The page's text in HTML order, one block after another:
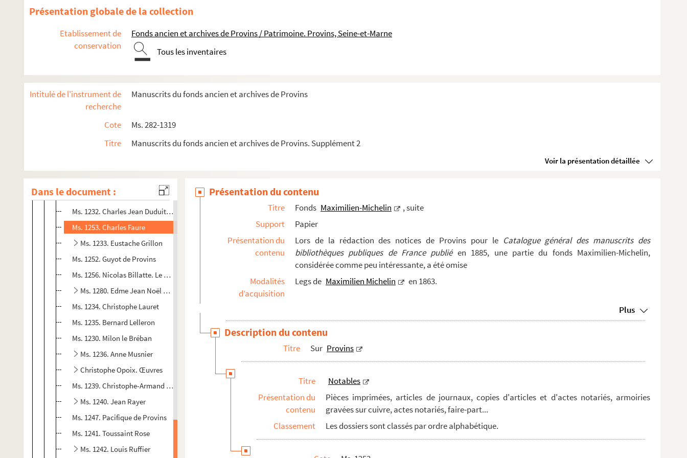
Présentation globale de la collection
Etablissement de
conservation
Fonds ancien et archives de Provins / Patrimoine. Provins, Seine-et-Marne
Tous les inventaires
Intitulé de l'instrument de
recherche
Manuscrits du fonds ancien et archives de Provins
Cote
Ms. 282-1319
Titre
Manuscrits du fonds ancien et archives de Provins. Supplément 2
Voir la présentation détaillée
Dans le document :
Correspondance des administrations
Notables
Ms. 1226. Caroline Angebert
Ms. 1227. Épitaphe de Nicolas Billatte, copie
Ms. 1283. Procès-verbal de Louis-Édouard Sivière à la requête d'Émile Génisson contre Louis Léon Blampignon
Ms. 1248. Gabriel Cénégal. Œuvres
Ms. 1258. Louis-Alexis Desjardins. Œuvres
Ms. 1231. Jean Des Mares
Ms. 1232. Charles Jean Duduit de Maizières
Ms. 1253. Charles Faure
Ms. 1233. Eustache Grillon
Ms. 1252. Guyot de Provins
Ms. 1256. Nicolas Billatte. Le cardinal Guillaume de Bray et Jean de Montbertin
Ms. 1280. Edme Jean Noël Hénin. Fables sur le divorce et la teigne
Ms. 1234. Christophe Lauret
Ms. 1235. Bernard Lelleron
Ms. 1230. Milon le Bréban
Ms. 1236. Anne Musnier
Christophe Opoix. Œuvres
Ms. 1239. Christophe-Armand Opoix
Ms. 1240. Jean Rayer
Ms. 1247. Pacifique de Provins
Ms. 1241. Toussaint Rose
Ms. 1242. Louis Ruffier
Présentation du contenu
Titre Fonds Maximilien-Michelin
, suite
Support
Papier
Présentation du
contenu
Lors de la rédaction des notices de Provins pour le Catalogue général des manuscrits des
bibliothèques publiques de France publiéen 1885, une partie du fonds Maximilien-Michelin,
considérée comme peu intéressante, a été omise
Modalités
d’acquisition
Legs de Maximilien Michelin en 1863.
Plus
Description du contenu
Titre Sur Provins
Titre
Notables
Présentation du
contenu
Pièces imprimées, articles de journaux, copies d'articles et d'actes notariés, armoiries
gravées sur cuivre, actes notariés, faire-part...
Classement
Les dossiers sont classés par ordre alphabétique.